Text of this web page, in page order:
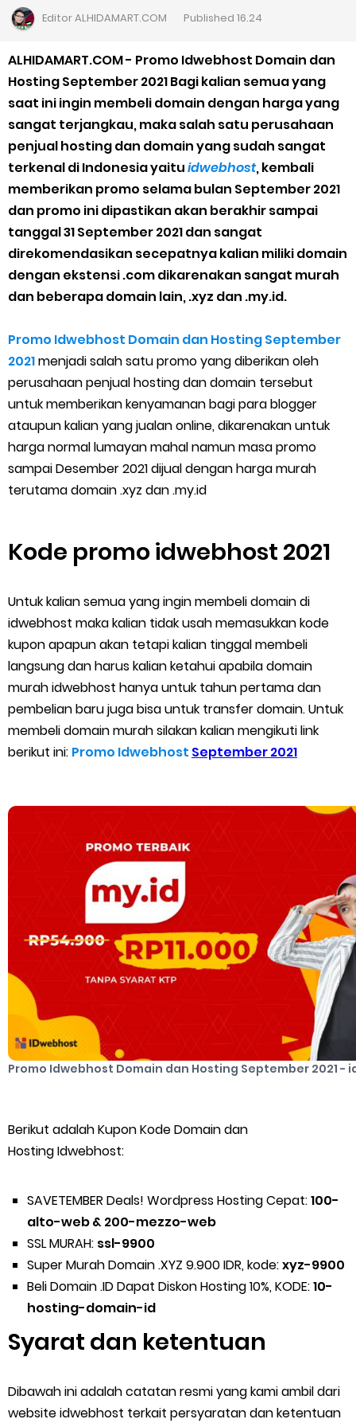
Cara Daftar Goshop agar Cepat Diterima
Apa itu Grab Saap? Layanan Antri Online Terbaru Dari Grab
Cara Jitu Mendapat Voucher Gojek Gratis
Cara Ping DNS Server Gojek Gopartner
Cara Mudah Melihat Nomor Shopeepay Sendiri dan Orang Lain
7 Cara Mudah Top Up Grab untuk Driver
5 Versi Map Paling Gacor Untuk Ojek Online
Penyebab dan Cara Memulihkan Akun Gojek Dibekukan
Cara Menggunakan Paket Telkomsel Mitra Gojek
5 Cara Top Up InDriver dengan Mudah
5 Biaya Potongan Shopee Food yang Perlu Kamu Ketahui
10 Cara Jitu Autobid Untuk Lala Motor dan Mobil 2023
Cara Mudah Melihat QR dan Barcode Shopeepay
Cara Transfer Gopay ke Shopeepay Tanpa Potongan
Cara Ping Server Shopee Food 2022
Cara Menghubungi CS Lalamove dan Jam Operasionalnya
Cara Mengatasi Aplikasi Gojek Mengalami Gangguan
Server Gojek Terbaru dan IP Server GoPartner Gojek
EditorALHIDAMART.COM Published 16.24
ALHIDAMART.COM - Promo Idwebhost Domain dan
Hosting September 2021 Bagi kalian semua yang
saat ini ingin membeli domain dengan harga yang
sangat terjangkau, maka salah satu perusahaan
penjual hosting dan domain yang sudah sangat
terkenal di Indonesia yaituidwebhost, kembali
memberikan promo selama bulan September 2021
dan promo ini dipastikan akan berakhir sampai
tanggal 31 September 2021 dan sangat
direkomendasikan secepatnya kalian miliki domain
dengan ekstensi .com dikarenakan sangat murah
dan beberapa domain lain, .xyz dan .my.id.
Promo Idwebhost Domain dan Hosting September
2021menjadi salah satu promo yang diberikan oleh
perusahaan penjual hosting dan domain tersebut
untuk memberikan kenyamanan bagi para blogger
ataupun kalian yang jualan online, dikarenakan untuk
harga normal lumayan mahal namun masa promo
sampai Desember 2021 dijual dengan harga murah
terutama domain .xyz dan .my.id
Kode promo idwebhost 2021
Untuk kalian semua yang ingin membeli domain di
idwebhost maka kalian tidak usah memasukkan kode
kupon apapun akan tetapi kalian tinggal membeli
langsung dan harus kalian ketahui apabila domain
murah idwebhost hanya untuk tahun pertama dan
pembelian baru juga bisa untuk transfer domain. Untuk
membeli domain murah silakan kalian mengikuti link
berikut ini: Promo Idwebhost September 2021
Promo Idwebhost Domain dan Hosting September 2021 -
Berikut adalah Kupon Kode Domain dan
Hosting Idwebhost:
SAVETEMBER Deals! Wordpress Hosting Cepat:100-
alto-web & 200-mezzo-web
SSL MURAH: ssl-9900
Super Murah Domain .XYZ 9.900 IDR, kode:xyz-9900
Beli Domain .ID Dapat Diskon Hosting 10%, KODE:10-
hosting-domain-id
Syarat dan ketentuan
Dibawah ini adalah catatan resmi yang kami ambil dari
website idwebhost terkait persyaratan dan ketentuan